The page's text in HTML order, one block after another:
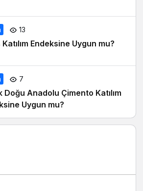
13
Endeksine Uygun mu?
7
Doğu Anadolu Çimento Katılım
Uygun mu?